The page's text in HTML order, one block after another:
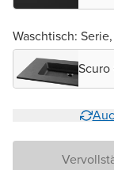
Waschtisch:
Scuro